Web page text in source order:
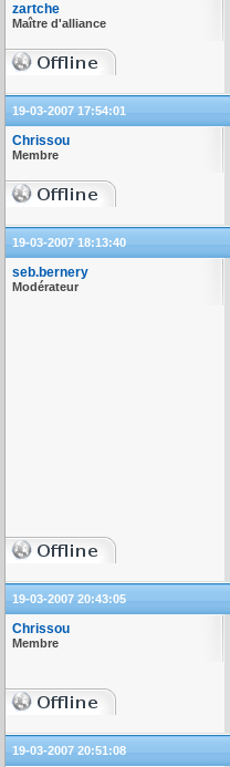
zartche
Maître d'alliance
19-03-2007 17:54:01
Chrissou
Membre
19-03-2007 18:13:40
seb.bernery
Modérateur
19-03-2007 20:43:05
Chrissou
Membre
19-03-2007 20:51:08